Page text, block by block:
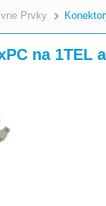
Prvky
na 1TEL